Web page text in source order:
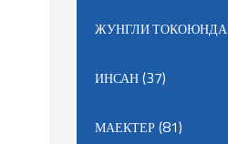
ЖУНГЛИ ТОКОЮНДА
ИНСАН(37)
МАЕКТЕР(81)